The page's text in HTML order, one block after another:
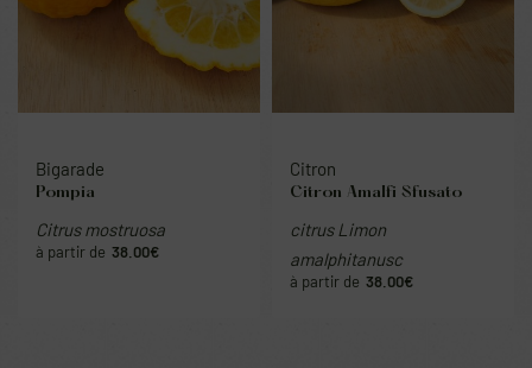
Bigarade
Pompia
Citrus mostruosa
38.00€
Citron
Citron Amalfi Sfusato
citrus Limon
amalphitanusc
38.00€